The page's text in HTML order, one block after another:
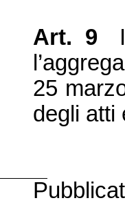
Art. 9
25
degli atti
Pubblicat